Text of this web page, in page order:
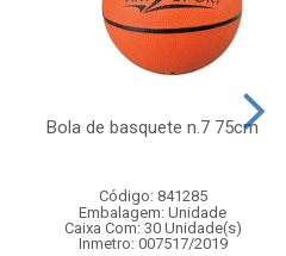
Bola de basquete n.7 75cm
Código: 841285
Embalagem: Unidade
Caixa Com: 30 Unidade(s)
Inmetro: 007517/2019